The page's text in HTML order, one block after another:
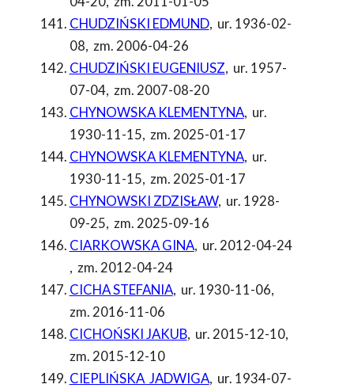
CHUDZIŃSKI EDMUND, ur. 1936-02-
08, zm. 2006-04-26
CHUDZIŃSKI EUGENIUSZ, ur. 1957-
07-04, zm. 2007-08-20
CHYNOWSKA KLEMENTYNA, ur.
1930-11-15, zm. 2025-01-17
CHYNOWSKA KLEMENTYNA, ur.
1930-11-15, zm. 2025-01-17
CHYNOWSKI ZDZISŁAW, ur. 1928-
09-25, zm. 2025-09-16
CIARKOWSKA GINA, ur. 2012-04-24
, zm. 2012-04-24
CICHA STEFANIA, ur. 1930-11-06,
zm. 2016-11-06
CICHOŃSKI JAKUB, ur. 2015-12-10,
zm. 2015-12-10
CIEPLIŃSKA JADWIGA, ur. 1934-07-